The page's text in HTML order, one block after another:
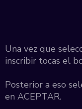
Una vez que
inscribir tocas el
Posterior a eso
en ACEPTAR.